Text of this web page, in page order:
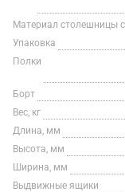
Материал столешницы
Упаковка
Полки
Борт
Вес, кг
Длина, мм
Высота, мм
Ширина, мм
Выдвижные ящики